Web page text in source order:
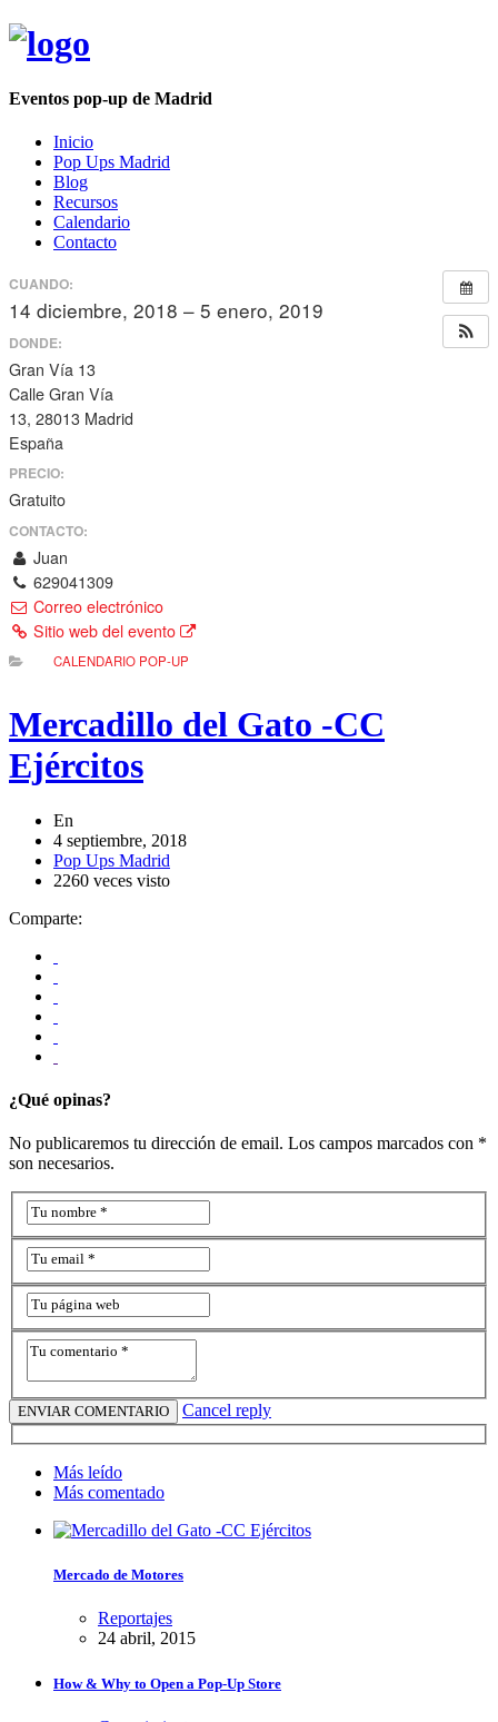
Eventos pop-up de Madrid
Inicio
Pop Ups Madrid
Blog
Recursos
Calendario
Contacto
CUANDO:
14 diciembre, 2018 – 5 enero, 2019
DONDE:
Gran Vía 13
Calle Gran Vía
13, 28013 Madrid
España
PRECIO:
Gratuito
CONTACTO:
Juan
629041309
Correo electrónico
Sitio web del evento
CALENDARIO POP-UP
Mercadillo del Gato -CC
Ejércitos
En
4 septiembre, 2018
Pop Ups Madrid
2260 veces visto
Comparte:
¿Qué opinas?
No publicaremos tu dirección de email. Los campos marcados con *
son necesarios.
Cancel reply
Más leído
Más comentado
Mercado de Motores
Reportajes
24 abril, 2015
How & Why to Open a Pop-Up Store